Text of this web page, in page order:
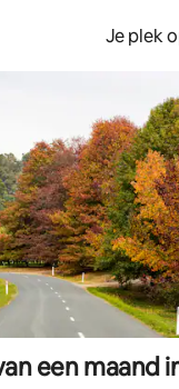
Je plek
een maand